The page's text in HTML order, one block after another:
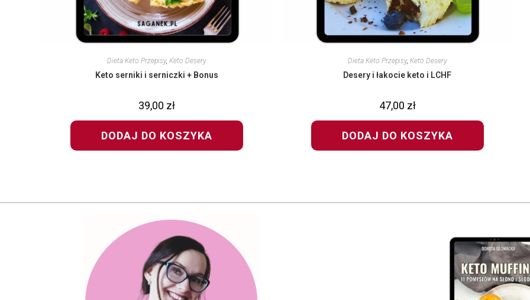
Dieta Keto Przepisy,Keto Desery
Keto serniki i serniczki + Bonus
39,00 zł
DODAJ DO KOSZYKA
Dieta Keto Przepisy, Keto Desery
Desery i łakocie keto i LCHF
47,00 zł
DODAJ DO KOSZYKA